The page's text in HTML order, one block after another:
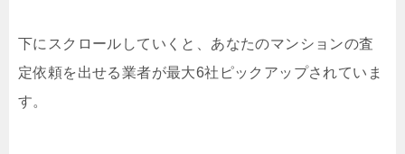
下にスクロールしていくと、あなたのマンションの査
定依頼を出せる業者が最大6社ピックアップされていま
す。